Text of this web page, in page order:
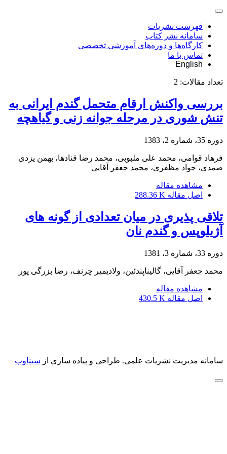
فهرست نشریات
سامانه نشر کتاب
کارگاه‌ها و دوره‌های آموزشی تخصصی
تماس با ما
English
تعداد مقالات: 2
بررسی واکنش ارقام متحمل گندم ایرانی به
تنش شوری در مرحله جوانه زنی و گیاهچه
دوره 35، شماره 2، 1383
فرهاد قوامی، محمد علی ملبوبی، محمد رضا قنادها، بهمن یزدی
صمدی، جواد مظفری، محمد جعفر آقایی
مشاهده مقاله
اصل مقاله 288.36 K
تلاقی پذیری در میان تعدادی از گونه های
آژیلوپس و گندم نان
دوره 33، شماره 3، 1381
محمد جعفر آقایی، گالیناپندئین، ولادیمیر چرنف، رضا بزرگی پور
مشاهده مقاله
اصل مقاله 430.5 K
سامانه مدیریت نشریات علمی. طراحی و پیاده سازی از سیناوب